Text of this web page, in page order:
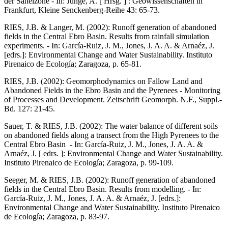
Frankfurt, Kleine Senckenberg-Reihe 43: 65-73.
RIES, J.B. & Langer, M. (2002): Runoff generation of abandoned
fields in the Central Ebro Basin. Results from rainfall simulation
experiments. - In: García-Ruiz, J. M., Jones, J. A. A. & Arnaéz, J.
[edrs.]: Environmental Change and Water Sustainability. Instituto
Pirenaico de Ecología; Zaragoza, p. 65-81.
RIES, J.B. (2002): Geomorphodynamics on Fallow Land and
Abandoned Fields in the Ebro Basin and the Pyrenees - Monitoring
of Processes and Development. Zeitschrift Geomorph. N.F., Suppl.-
Bd. 127: 21-45.
Sauer, T. & RIES, J.B. (2002): The water balance of different soils
on abandoned fields along a transect from the High Pyrenees to the
Central Ebro Basin - In: García-Ruiz, J. M., Jones, J. A. A. &
Arnaéz, J. [ edrs. ]: Environmental Change and Water Sustainability.
Instituto Pirenaico de Ecología; Zaragoza, p. 99-109.
Seeger, M. & RIES, J.B. (2002): Runoff generation of abandoned
fields in the Central Ebro Basin. Results from modelling. - In:
García-Ruiz, J. M., Jones, J. A. A. & Arnaéz, J. [edrs.]:
Environmental Change and Water Sustainability. Instituto Pirenaico
de Ecología; Zaragoza, p. 83-97.